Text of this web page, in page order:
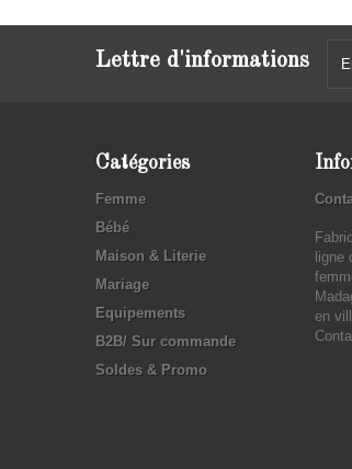
Lettre d'informations
Catégories
Femme
Bébé
Maison & Literie
Mariage
Equipements
B2B/ Sur commande
Soldes & Promo
ligne
en